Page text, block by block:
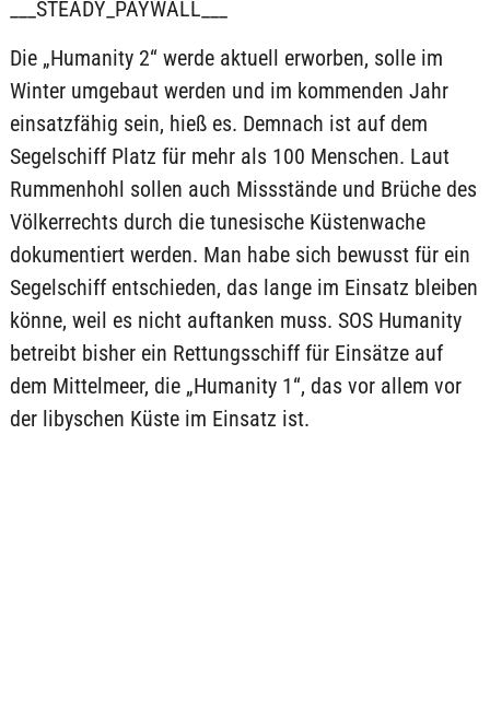
___STEADY_PAYWALL___
Die „Humanity 2“ werde aktuell erworben, solle im
Winter umgebaut werden und im kommenden Jahr
einsatzfähig sein, hieß es. Demnach ist auf dem
Segelschiff Platz für mehr als 100 Menschen. Laut
Rummenhohl sollen auch Missstände und Brüche des
Völkerrechts durch die tunesische Küstenwache
dokumentiert werden. Man habe sich bewusst für ein
Segelschiff entschieden, das lange im Einsatz bleiben
könne, weil es nicht auftanken muss. SOS Humanity
betreibt bisher ein Rettungsschiff für Einsätze auf
dem Mittelmeer, die „Humanity 1“, das vor allem vor
der libyschen Küste im Einsatz ist.